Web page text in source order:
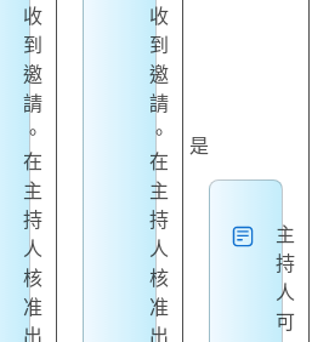
收
到
邀
請
。
在
主
持
人
核
准
出
收
到
邀
請
。
在
主
持
人
核
准
出
是
主
持
人
可